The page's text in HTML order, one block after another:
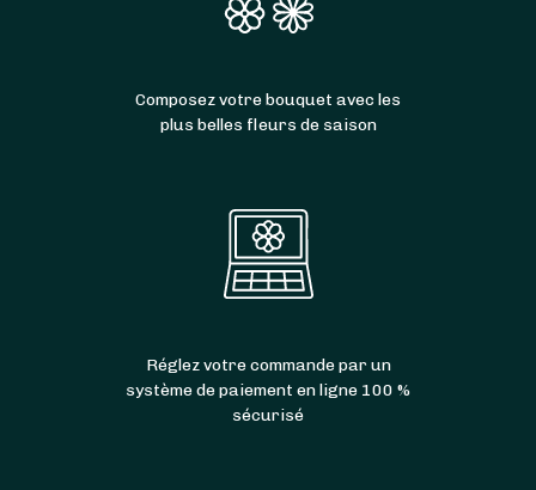
Composez votre bouquet avec les
plus belles fleurs de saison
Réglez votre commande par un
système de paiement en ligne 100 %
sécurisé